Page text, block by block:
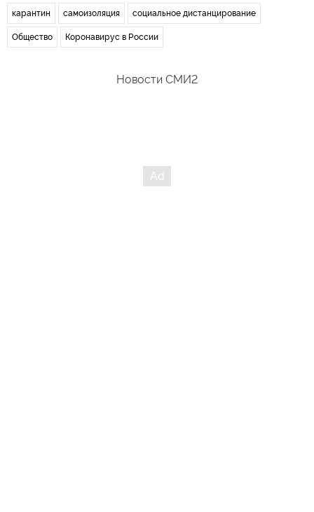
карантин самоизоляция социальное дистанцирование
Общество Коронавирус в России
Новости СМИ2